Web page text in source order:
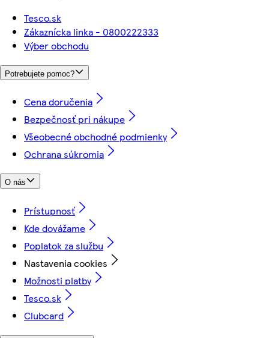
Tesco.sk
Zákaznícka linka - 0800222333
Výber obchodu
Potrebujete pomoc?
Cena doručenia
Bezpečnosť pri nákupe
Všeobecné obchodné podmienky
Ochrana súkromia
O nás
Prístupnosť
Kde dovážame
Poplatok za službu
Nastavenia cookies
Možnosti platby
Tesco.sk
Clubcard